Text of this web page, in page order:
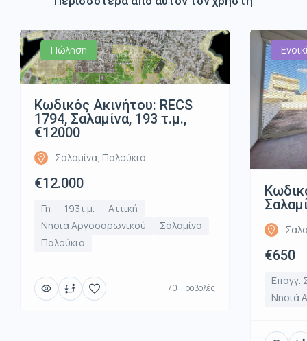
Πώληση
Κωδικός Ακινήτου: RECS
1794, Σαλαμίνα, 193 τ.μ.,
€12000
Σαλαμίνα, Παλούκια
€12.000
Γη 193τ.μ.
Αττική
Νησιά Αργοσαρωνικού
Σαλαμίνα
Παλούκια
70 Προβολές
€650
Επαγγ.
Νησιά